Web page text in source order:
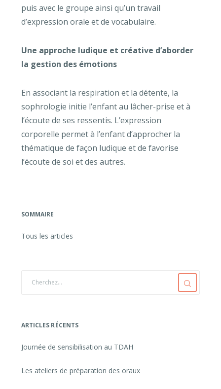
puis avec le groupe ainsi qu’un travail
d’expression orale et de vocabulaire.
Une approche ludique et créative d’aborder
la gestion des émotions
En associant la respiration et la détente, la
sophrologie initie l’enfant au lâcher-prise et à
l’écoute de ses ressentis. L’expression
corporelle permet à l’enfant d’approcher la
thématique de façon ludique et de favorise
l’écoute de soi et des autres.
SOMMAIRE
Tous les articles
ARTICLES RÉCENTS
Journée de sensibilisation au TDAH
Les ateliers de préparation des oraux